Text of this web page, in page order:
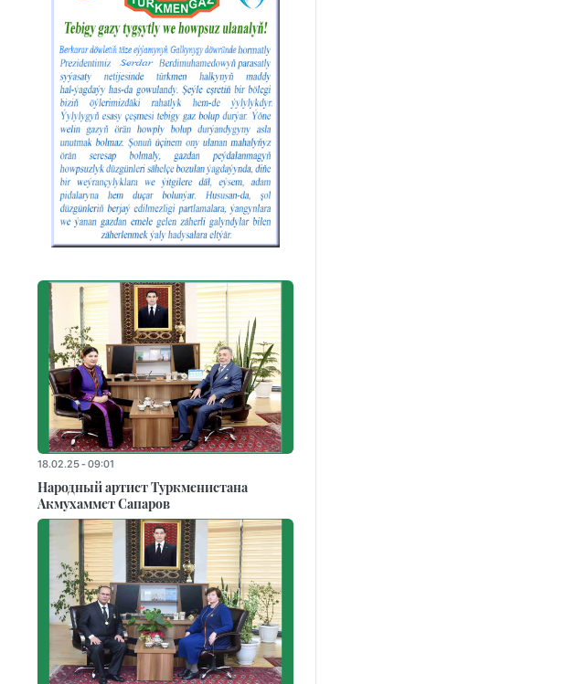
18.02.25 - 09:01
Народный артист Туркменистана
Акмухаммет Сапаров